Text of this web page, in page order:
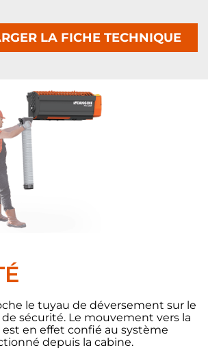
LA FICHE TECHNIQUE
le tuyau de déversement sur le
sécurité. Le mouvement vers la
en effet confié au système
depuis la cabine.